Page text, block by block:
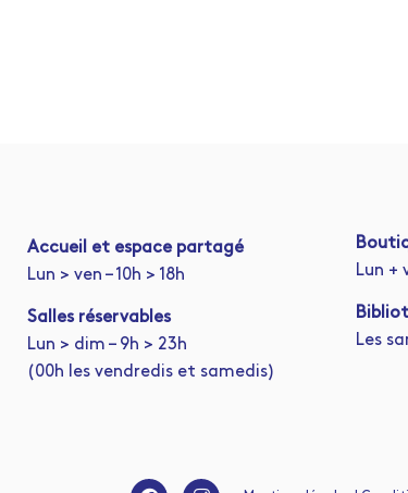
Accueil et espace partagé
Lun > ven – 10h > 18h
Salles réservables
Lun > dim – 9h > 23h
(00h les vendredis et samedis)
Lun +
Les